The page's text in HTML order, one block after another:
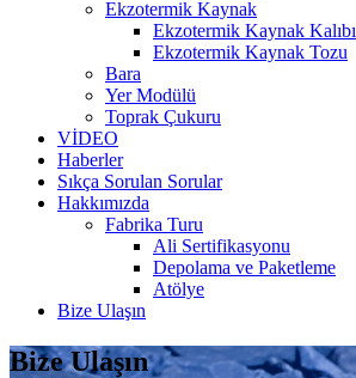
Ekzotermik Kaynak
Ekzotermik Kaynak Kalıbı
Ekzotermik Kaynak Tozu
Bara
Yer Modülü
Toprak Çukuru
VİDEO
Haberler
Sıkça Sorulan Sorular
Hakkımızda
Fabrika Turu
Ali Sertifikasyonu
Depolama ve Paketleme
Atölye
Bize Ulaşın
Bize Ulaşın